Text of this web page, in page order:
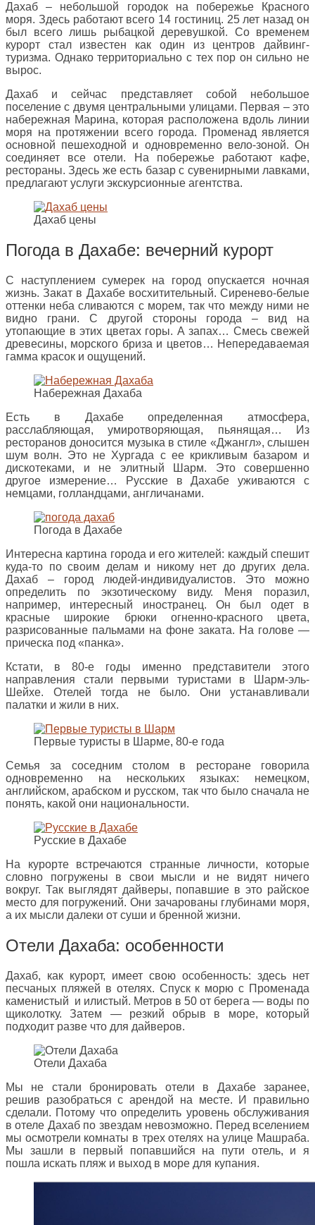
Дахаб – небольшой городок на побережье Красного
моря. Здесь работают всего 14 гостиниц. 25 лет назад он
был всего лишь рыбацкой деревушкой. Со временем
курорт стал известен как один из центров дайвинг-
туризма. Однако территориально с тех пор он сильно не
вырос.
Дахаб и сейчас представляет собой небольшое
поселение с двумя центральными улицами. Первая – это
набережная Марина, которая расположена вдоль линии
моря на протяжении всего города. Променад является
основной пешеходной и одновременно вело-зоной. Он
соединяет все отели. На побережье работают кафе,
рестораны. Здесь же есть базар с сувенирными лавками,
предлагают услуги экскурсионные агентства.
Дахаб цены
Погода в Дахабе: вечерний курорт
С наступлением сумерек на город опускается ночная
жизнь. Закат в Дахабе восхитительный. Сиренево-белые
оттенки неба сливаются с морем, так что между ними не
видно грани. С другой стороны города – вид на
утопающие в этих цветах горы. А запах… Смесь свежей
древесины, морского бриза и цветов… Непередаваемая
гамма красок и ощущений.
Набережная Дахаба
Есть в Дахабе определенная атмосфера,
расслабляющая, умиротворяющая, пьянящая… Из
ресторанов доносится музыка в стиле «Джангл», слышен
шум волн. Это не Хургада с ее крикливым базаром и
дискотеками, и не элитный Шарм. Это совершенно
другое измерение… Русские в Дахабе уживаются с
немцами, голландцами, англичанами.
Погода в Дахабе
Интересна картина города и его жителей: каждый спешит
куда-то по своим делам и никому нет до других дела.
Дахаб – город людей-индивидуалистов. Это можно
определить по экзотическому виду. Меня поразил,
например, интересный иностранец. Он был одет в
красные широкие брюки огненно-красного цвета,
разрисованные пальмами на фоне заката. На голове —
прическа под «панка».
Кстати, в 80-е годы именно представители этого
направления стали первыми туристами в Шарм-эль-
Шейхе. Отелей тогда не было. Они устанавливали
палатки и жили в них.
Первые туристы в Шарме, 80-е года
Семья за соседним столом в ресторане говорила
одновременно на нескольких языках: немецком,
английском, арабском и русском, так что было сначала не
понять, какой они национальности.
Русские в Дахабе
На курорте встречаются странные личности, которые
словно погружены в свои мысли и не видят ничего
вокруг. Так выглядят дайверы, попавшие в это райское
место для погружений. Они зачарованы глубинами моря,
а их мысли далеки от суши и бренной жизни.
Отели Дахаба: особенности
Дахаб, как курорт, имеет свою особенность: здесь нет
песчаных пляжей в отелях. Спуск к морю с Променада
каменистый и илистый. Метров в 50 от берега — воды по
щиколотку. Затем — резкий обрыв в море, который
подходит разве что для дайверов.
Отели Дахаба
Мы не стали бронировать отели в Дахабе заранее,
решив разобраться с арендой на месте. И правильно
сделали. Потому что определить уровень обслуживания
в отеле Дахаб по звездам невозможно. Перед вселением
мы осмотрели комнаты в трех отелях на улице Машраба.
Мы зашли в первый попавшийся на пути отель, и я
пошла искать пляж и выход в море для купания.